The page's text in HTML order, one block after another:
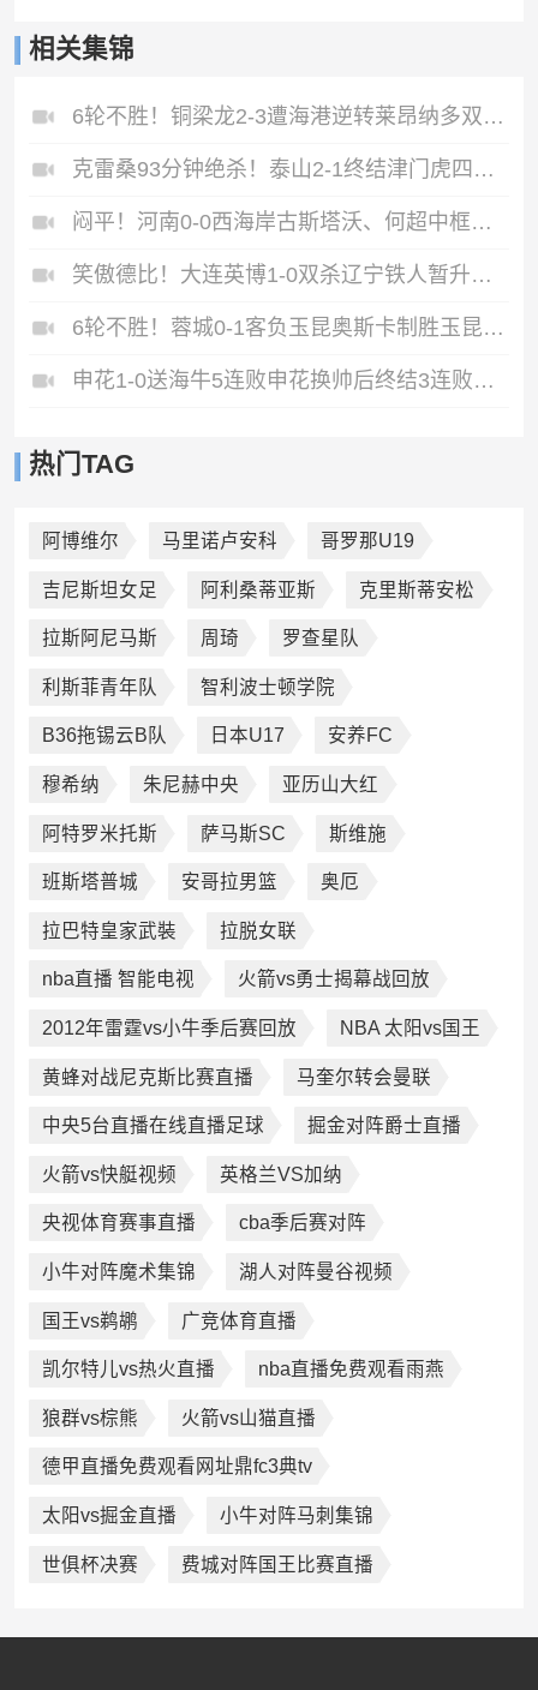
相关集锦
6轮不胜！铜梁龙2-3遭海港逆转莱昂纳多双响海港甩开降级区7分
克雷桑93分钟绝杀！泰山2-1终结津门虎四连胜，刘洋、哈达斯破门
闷平！河南0-0西海岸古斯塔沃、何超中框阿布拉汗替补席染红
笑傲德比！大连英博1-0双杀辽宁铁人暂升第2斯坦丘远射制胜
6轮不胜！蓉城0-1客负玉昆奥斯卡制胜玉昆暂第三蓉城全场1射正
申花1-0送海牛5连败申花换帅后终结3连败阿苏埃助攻徐皓阳制胜
热门TAG
阿博维尔 马里诺卢安科 哥罗那U19
吉尼斯坦女足 阿利桑蒂亚斯 克里斯蒂安松
拉斯阿尼马斯 周琦 罗查星队
利斯菲青年队 智利波士顿学院
B36拖锡云B队 日本U17 安养FC
穆希纳 朱尼赫中央 亚历山大红
阿特罗米托斯 萨马斯SC 斯维施
班斯塔普城 安哥拉男篮 奥厄
拉巴特皇家武裝 拉脱女联
nba直播 智能电视 火箭vs勇士揭幕战回放
2012年雷霆vs小牛季后赛回放 NBA 太阳vs国王
黄蜂对战尼克斯比赛直播 马奎尔转会曼联
中央5台直播在线直播足球 掘金对阵爵士直播
火箭vs快艇视频 英格兰VS加纳
央视体育赛事直播 cba季后赛对阵
小牛对阵魔术集锦 湖人对阵曼谷视频
国王vs鹈鹕 广竞体育直播
凯尔特儿vs热火直播 nba直播免费观看雨燕
狼群vs棕熊 火箭vs山猫直播
德甲直播免费观看网址鼎fc3典tv
太阳vs掘金直播 小牛对阵马刺集锦
世俱杯决赛 费城对阵国王比赛直播